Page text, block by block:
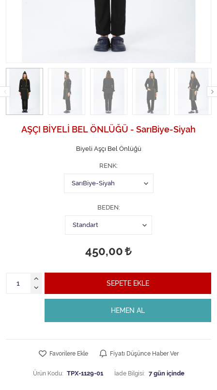
AŞÇI BİYELİ BEL ÖNLÜĞÜ - SarıBiye-Siyah
Biyeli Aşçı Bel Önlüğü
RENK
BEDEN
450,00
SEPETE EKLE
HEMEN AL
Favorilere Ekle Fiyatı Düşünce Haber Ver
Ürün Kodu: TPX-1129-01 İade Bilgisi: